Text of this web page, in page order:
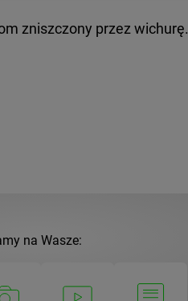
zniszczony przez wichurę.
na Wasze: